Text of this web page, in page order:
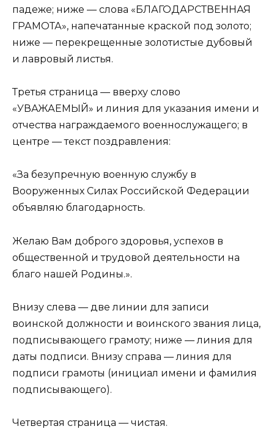
падеже; ниже — слова «БЛАГОДАРСТВЕННАЯ
ГРАМОТА», напечатанные краской под золото;
ниже — перекрещенные золотистые дубовый
и лавровый листья.
Третья страница — вверху слово
«УВАЖАЕМЫЙ» и линия для указания имени и
отчества награждаемого военнослужащего; в
центре — текст поздравления:
«За безупречную военную службу в
Вооруженных Силах Российской Федерации
объявляю благодарность.
Желаю Вам доброго здоровья, успехов в
общественной и трудовой деятельности на
благо нашей Родины.».
Внизу слева — две линии для записи
воинской должности и воинского звания лица,
подписывающего грамоту; ниже — линия для
даты подписи. Внизу справа — линия для
подписи грамоты (инициал имени и фамилия
подписывающего).
Четвертая страница — чистая.